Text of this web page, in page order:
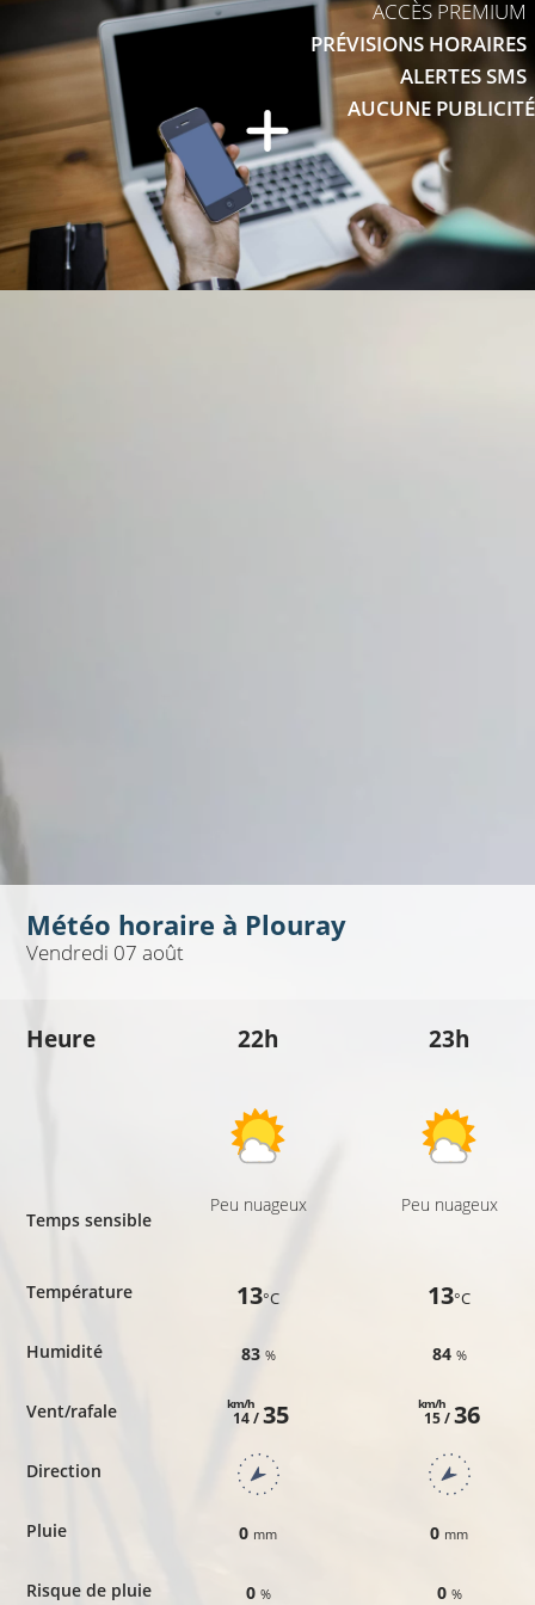
ACCÈS PREMIUM
PRÉVISIONS HORAIRES
ALERTES SMS
AUCUNE PUBLICITÉ
Météo horaire à Plouray
Vendredi 07 août
Heure
Temps sensible
Température
Humidité
Vent/rafale
Direction
Pluie
Risque de pluie
22h
Peu nuageux
13°C
83 %
14 /
km/h 35
0 mm
0 %
23h
Peu nuageux
13°C
84 %
15 /
km/h 36
0 mm
0 %